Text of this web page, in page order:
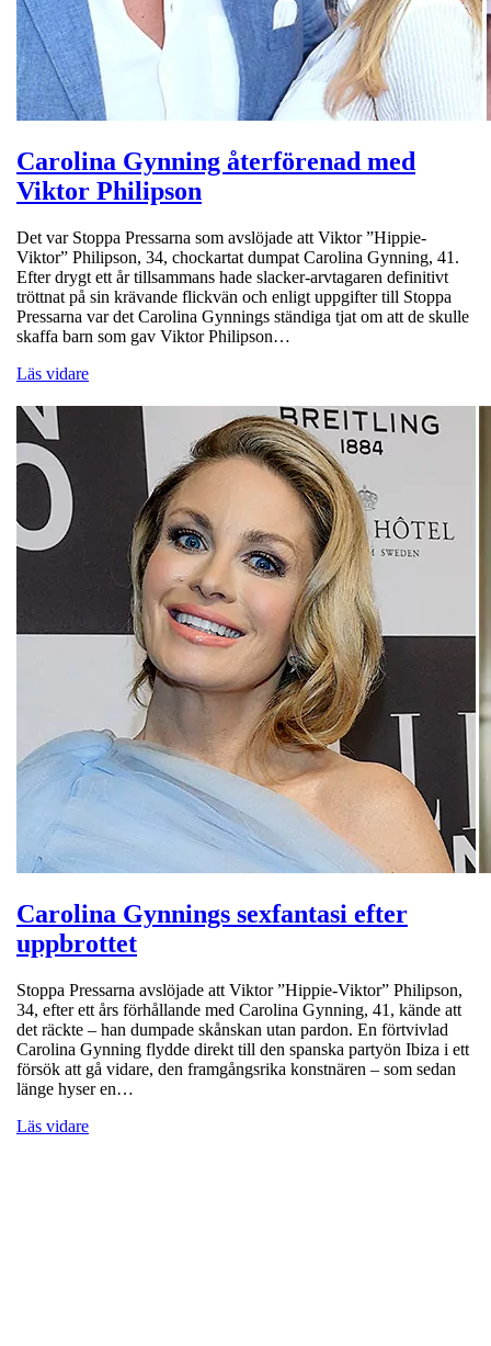
Carolina Gynning återförenad med
Viktor Philipson
Det var Stoppa Pressarna som avslöjade att Viktor ”Hippie-
Viktor” Philipson, 34, chockartat dumpat Carolina Gynning, 41.
Efter drygt ett år tillsammans hade slacker-arvtagaren definitivt
tröttnat på sin krävande flickvän och enligt uppgifter till Stoppa
Pressarna var det Carolina Gynnings ständiga tjat om att de skulle
skaffa barn som gav Viktor Philipson…
Läs vidare
Carolina Gynnings sexfantasi efter
uppbrottet
Stoppa Pressarna avslöjade att Viktor ”Hippie-Viktor” Philipson,
34, efter ett års förhållande med Carolina Gynning, 41, kände att
det räckte – han dumpade skånskan utan pardon. En förtvivlad
Carolina Gynning flydde direkt till den spanska partyön Ibiza i ett
försök att gå vidare, den framgångsrika konstnären – som sedan
länge hyser en…
Läs vidare